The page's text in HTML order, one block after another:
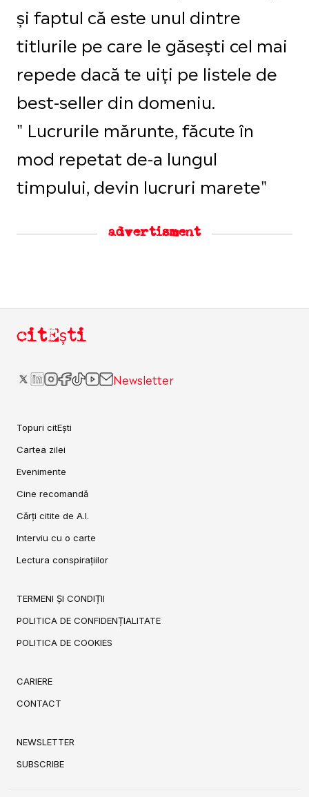
și faptul că este unul dintre
titlurile pe care le găsești cel mai
repede dacă te uiți pe listele de
best-seller din domeniu.
" Lucrurile mărunte, făcute în
mod repetat de-a lungul
timpului, devin lucruri marete"
advertisment
citEști
Newsletter
Topuri citEști
Cartea zilei
Evenimente
Cine recomandă
Cărți citite de A.I.
Interviu cu o carte
Lectura conspirațiilor
TERMENI ȘI CONDIȚII
POLITICA DE CONFIDENȚIALITATE
POLITICA DE COOKIES
CARIERE
CONTACT
NEWSLETTER
SUBSCRIBE